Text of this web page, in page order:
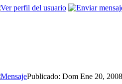
Publicado: Dom Ene 20,